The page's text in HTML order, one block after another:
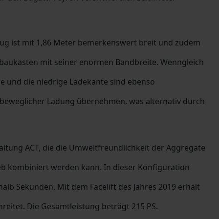
ist mit 1,86 Meter bemerkenswert breit und zudem
mit seiner enormen Bandbreite. Wenngleich
und die niedrige Ladekante sind ebenso
Ladung übernehmen, was alternativ durch
ACT, die die Umweltfreundlichkeit der Aggregate
kombiniert werden kann. In dieser Konfiguration
Sekunden. Mit dem Facelift des Jahres 2019 erhält
Die Gesamtleistung beträgt 215 PS.